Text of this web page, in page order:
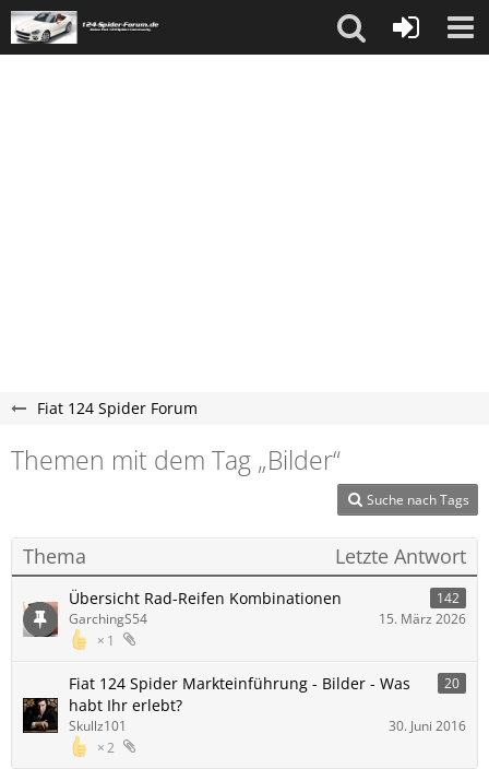
Fiat 124 Spider Forum
Themen mit dem Tag „Bilder“
Suche nach Tags
Thema Letzte Antwort
Übersicht Rad-Reifen Kombinationen 142
1
GarchingS54 15. März 2026
Fiat 124 Spider Markteinführung - Bilder - Was
habt Ihr erlebt?
20
2
Skullz101 30. Juni 2016